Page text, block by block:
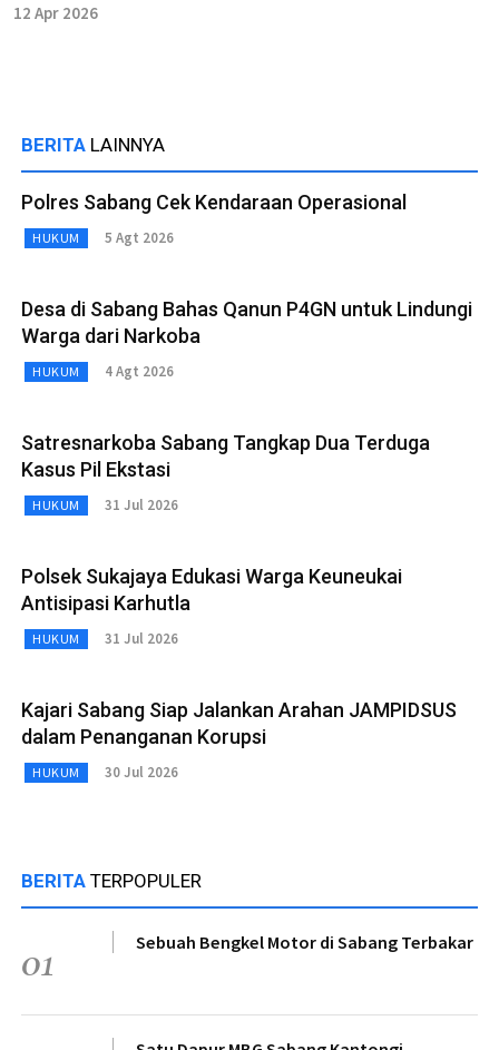
12 Apr 2026
BERITA LAINNYA
Polres Sabang Cek Kendaraan Operasional
HUKUM 5 Agt 2026
Desa di Sabang Bahas Qanun P4GN untuk Lindungi
Warga dari Narkoba
HUKUM 4 Agt 2026
Satresnarkoba Sabang Tangkap Dua Terduga
Kasus Pil Ekstasi
HUKUM 31 Jul 2026
Polsek Sukajaya Edukasi Warga Keuneukai
Antisipasi Karhutla
HUKUM 31 Jul 2026
Kajari Sabang Siap Jalankan Arahan JAMPIDSUS
dalam Penanganan Korupsi
HUKUM 30 Jul 2026
BERITA TERPOPULER
01 Sebuah Bengkel Motor di Sabang Terbakar